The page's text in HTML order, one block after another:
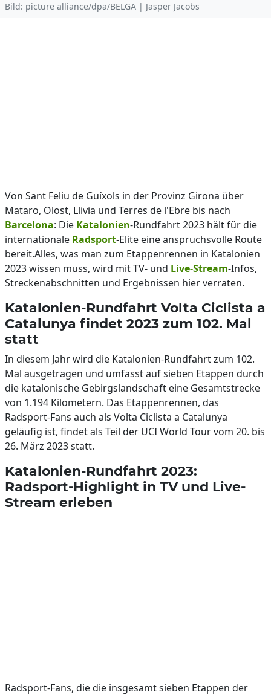
Bild: picture alliance/dpa/BELGA | Jasper Jacobs
Von Sant Feliu de Guíxols in der Provinz Girona über
Mataro, Olost, Llivia und Terres de l'Ebre bis nach
Barcelona: Die Katalonien-Rundfahrt 2023 hält für die
internationale Radsport-Elite eine anspruchsvolle Route
bereit.Alles, was man zum Etappenrennen in Katalonien
2023 wissen muss, wird mit TV- und Live-Stream-Infos,
Streckenabschnitten und Ergebnissen hier verraten.
Katalonien-Rundfahrt Volta Ciclista a
Catalunya findet 2023 zum 102. Mal
statt
In diesem Jahr wird die Katalonien-Rundfahrt zum 102.
Mal ausgetragen und umfasst auf sieben Etappen durch
die katalonische Gebirgslandschaft eine Gesamtstrecke
von 1.194 Kilometern. Das Etappenrennen, das
Radsport-Fans auch als Volta Ciclista a Catalunya
geläufig ist, findet als Teil der UCI World Tour vom 20. bis
26. März 2023 statt.
Katalonien-Rundfahrt 2023:
Radsport-Highlight in TV und Live-
Stream erleben
Radsport-Fans, die die insgesamt sieben Etappen der